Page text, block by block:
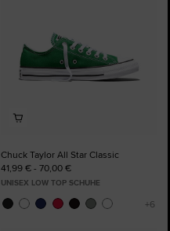
Chuck Taylor All Star Classic
41,99 € - 70,00 €
UNISEX LOW TOP SCHUHE